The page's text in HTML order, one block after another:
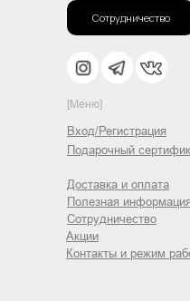
Вход/Регистрация
[Меню]
Полезная информация
Сотрудничество
Акции
Контакты и режим
Подарочный
Доставка и оплата
Сотрудничество